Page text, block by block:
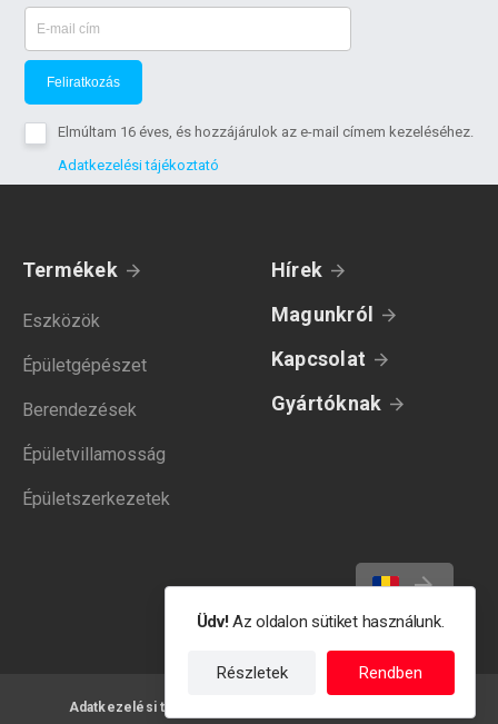
Feliratkozás
Elmúltam 16 éves, és hozzájárulok az e-mail címem kezeléséhez.
Adatkezelési tájékoztató
Termékek
Eszközök
Épületgépészet
Berendezések
Épületvillamosság
Épületszerkezetek
Hírek
Magunkról
Kapcsolat
Gyártóknak
Adatkezelési tájékoztató
Üdv!Az oldalon sütiket használunk.
Részletek Rendben